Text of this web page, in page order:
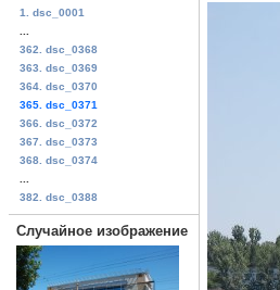
1. dsc_0001
362. dsc_0368
363. dsc_0369
364. dsc_0370
365. dsc_0371
366. dsc_0372
367. dsc_0373
368. dsc_0374
382. dsc_0388
Случайное изображение